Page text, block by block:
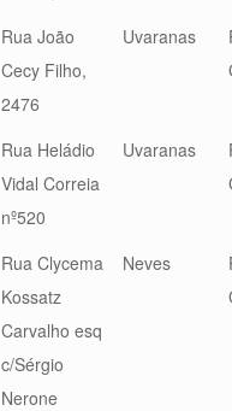
Rua João
Cecy Filho,
2476
Uvaranas
Rua Heládio
Vidal Correia
nº520
Uvaranas
Rua Clycema
Kossatz
Carvalho esq
c/Sérgio
Nerone
Neves